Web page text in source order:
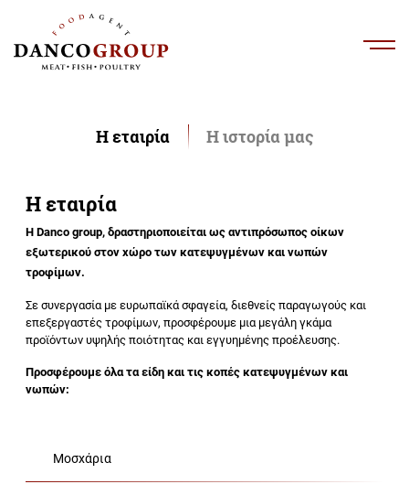
Η εταιρία Η ιστορία μας
Η εταιρία
Η Danco group, δραστηριοποιείται ως αντιπρόσωπος οίκων
εξωτερικού στον χώρο των κατεψυγμένων και νωπών
τροφίμων.
Σε συνεργασία με ευρωπαϊκά σφαγεία, διεθνείς παραγωγούς και
επεξεργαστές τροφίμων, προσφέρουμε μια μεγάλη γκάμα
προϊόντων υψηλής ποιότητας και εγγυημένης προέλευσης.
Προσφέρουμε όλα τα είδη και τις κοπές κατεψυγμένων και
νωπών:
Μοσχάρια